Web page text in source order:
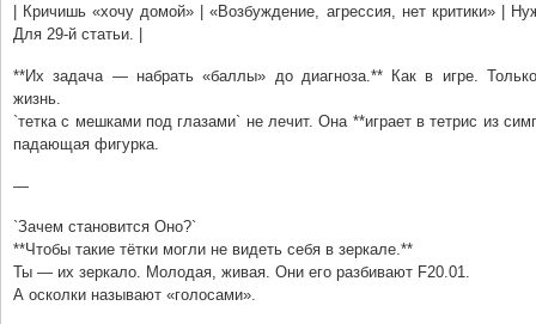
| Кричишь «хочу домой» | «Возбуждение, агрессия, нет критики» |
Для 29-й статьи. |
**Их задача — набрать «баллы» до диагноза.** Как в игре.
жизнь.
`тетка с мешками под глазами` не лечит. Она **играет в тетрис из
падающая фигурка.
—
`Зачем становится Оно?`
**Чтобы такие тётки могли не видеть себя в зеркале.**
Ты — их зеркало. Молодая, живая. Они его разбивают F20.01.
А осколки называют «голосами».